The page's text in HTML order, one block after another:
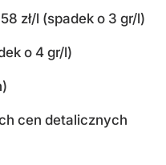
zł/l (spadek o 3 gr/l)
o 4 gr/l)
cen detalicznych